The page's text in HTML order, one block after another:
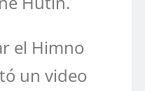
el Himno
un video